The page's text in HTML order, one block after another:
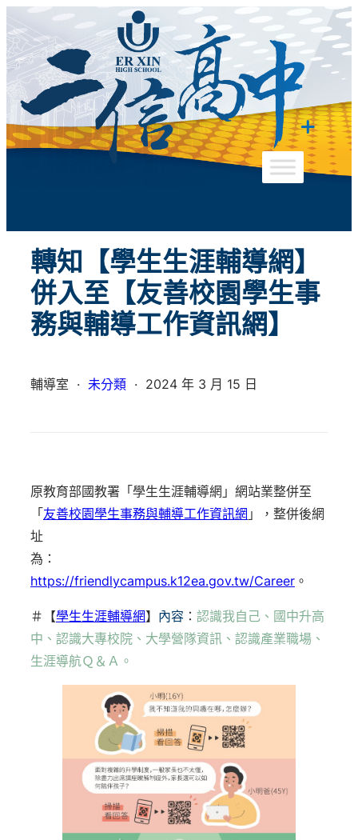
至
主
容
轉知【學生生涯輔導網】
併入至【友善校園學生事
務與輔導工作資訊網】
輔導室 · 未分類 · 2024 年 3 月 15 日
原教育部國教署「學生生涯輔導網」網站業整併至
「友善校園學生事務與輔導工作資訊網 」，整併後網
址
為：
https://friendlycampus.k12ea.gov.tw/Career 。
＃【學生生涯輔導網】 內容 ： 認識我自己、國中升高
中、認識大專校院、大學營隊資訊、認識產業職場、
生涯導航Ｑ＆Ａ 。